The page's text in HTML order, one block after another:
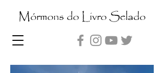
Mórmons do Livro Selado